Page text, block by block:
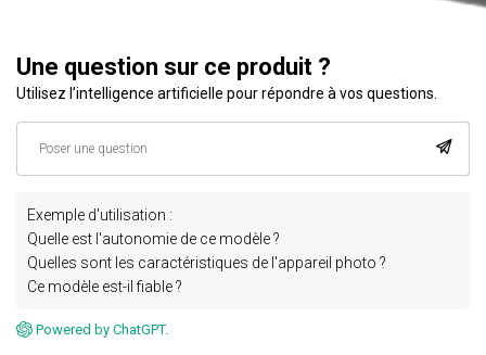
Une question sur ce produit ?
Utilisez l’intelligence artificielle pour répondre à vos questions.
Exemple d'utilisation :
Quelle est l'autonomie de ce modèle ?
Quelles sont les caractéristiques de l'appareil photo ?
Ce modèle est-il fiable ?
Powered by ChatGPT.